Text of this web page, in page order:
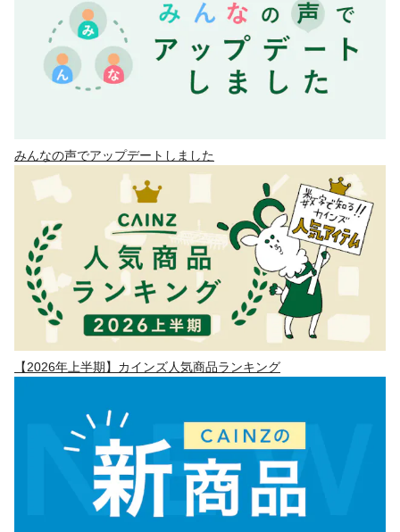
みんなの声でアップデートしました
【2026年上半期】カインズ人気商品ランキング